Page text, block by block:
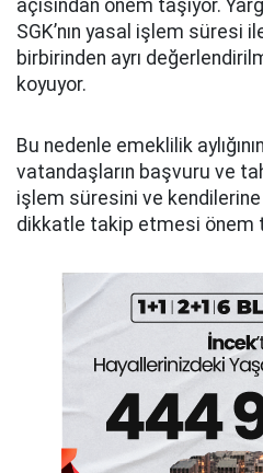
açısından önem taşıyor.
SGK’nın yasal işlem süresi
birbirinden ayrı
koyuyor.
Bu nedenle emeklilik
vatandaşların başvuru ve
işlem süresini ve kendilerine
dikkatle takip etmesi önem